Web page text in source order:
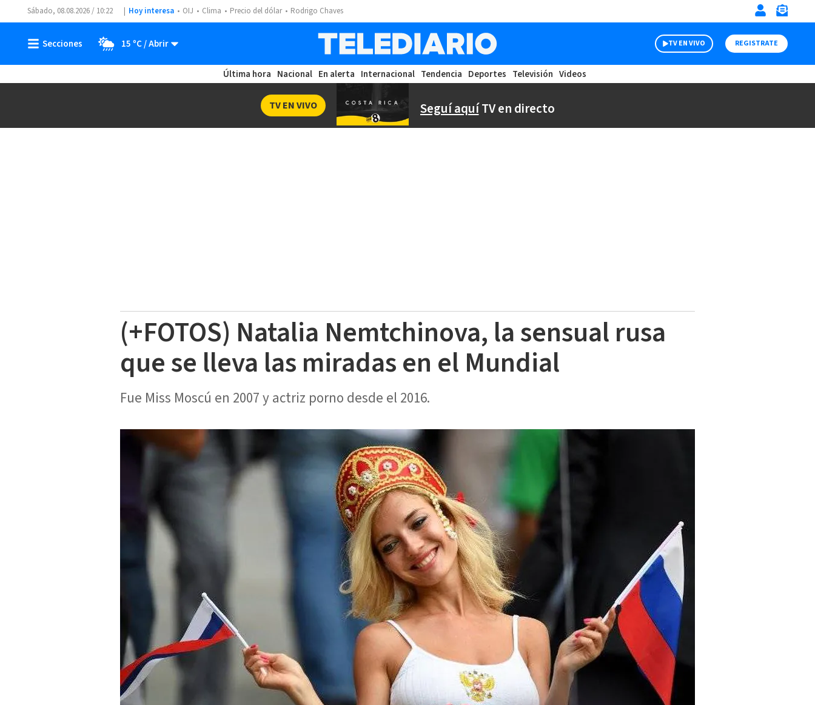
Sábado, 08.08.2026 / 10:22 Hoy interesa OIJ Clima Precio del dólar Rodrigo Chaves
15 ºC TV EN VIVO REGISTRATE
Última hora Nacional En alerta Internacional Tendencia Deportes Televisión Videos
Seguí aquíTV en directo
TV EN VIVO
(+FOTOS) Natalia Nemtchinova, la sensual rusa
que se lleva las miradas en el Mundial
Fue Miss Moscú en 2007 y actriz porno desde el 2016.